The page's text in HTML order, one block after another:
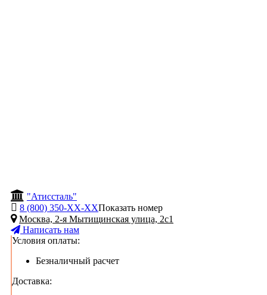
"Атиссталь"
8 (800) 350-ХХ-ХХПоказать номер
Москва, 2-я Мытищинская улица, 2с1
Написать нам
Условия оплаты:
Безналичный расчет
Доставка: